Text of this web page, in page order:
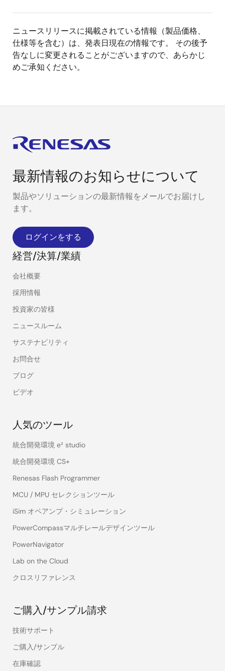
ニュースリリースに掲載されている情報（製品価格、
仕様等を含む）は、発表日現在の情報です。 その後予
告なしに変更されることがございますので、あらかじ
めご承知ください。
最新情報のお知らせについて
製品やソリューションの最新情報をメールでお届けし
ます。
ログインをする
経営/決算/業績
会社概要
採用情報
投資家の皆様
ニュースルーム
サステナビリティ
お問合せ
ブログ
ビデオ
人気のツール
統合開発環境 e² studio
統合開発環境 CS+
Renesas Flash Programmer
MCU / MPU セレクションツール
iSim オペアンプ・シミュレーション
PowerCompassマルチレールデザインツール
PowerNavigator
Lab on the Cloud
クロスリファレンス
ご購入/サンプル請求
技術サポート
ご購入/サンプル
在庫確認